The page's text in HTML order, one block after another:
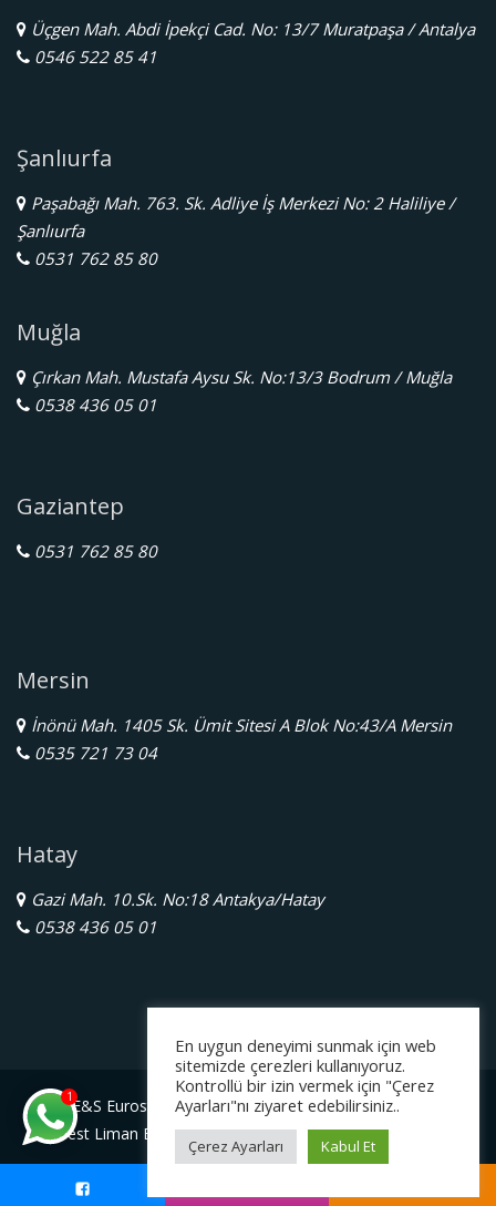
Üçgen Mah. Abdi İpekçi Cad. No: 13/7 Muratpaşa / Antalya
0546 522 85 41
Şanlıurfa
Paşabağı Mah. 763. Sk. Adliye İş Merkezi No: 2 Haliliye /
Şanlıurfa
0531 762 85 80
Muğla
Çırkan Mah. Mustafa Aysu Sk. No:13/3 Bodrum / Muğla
0538 436 05 01
Gaziantep
0531 762 85 80
Mersin
İnönü Mah. 1405 Sk. Ümit Sitesi A Blok No:43/A Mersin
0535 721 73 04
Hatay
Gazi Mah. 10.Sk. No:18 Antakya/Hatay
0538 436 05 01
E&S Eurostar Yurtdışı Eğitim Danışmanlığı Ltd. Şti.
Serbest Liman Bölge Müdürlüğü Gazimagosa / Kuzey Kıbrıs
1
En uygun deneyimi sunmak için web
sitemizde çerezleri kullanıyoruz.
Kontrollü bir izin vermek için "Çerez
Ayarları"nı ziyaret edebilirsiniz..
Çerez Ayarları Kabul Et